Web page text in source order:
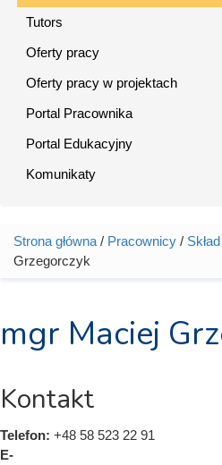
Tutors
Oferty pracy
Oferty pracy w projektach
Portal Pracownika
Portal Edukacyjny
Komunikaty
Jesteś tutaj
Strona główna / Pracownicy /
Grzegorczyk
mgr Maciej
Kontakt
Telefon: +48 58 523 22 91
E-